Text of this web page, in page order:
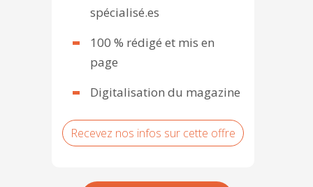
spécialisé.es
100 % rédigé et mis en
page
Digitalisation du magazine
Recevez nos infos sur cette offre